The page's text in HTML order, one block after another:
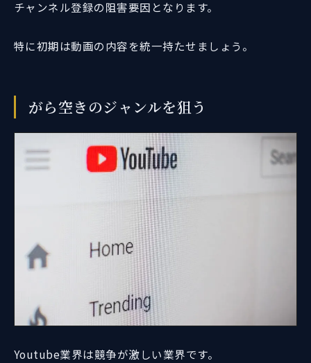
チャンネル登録の阻害要因となります。
特に初期は動画の内容を統一持たせましょう。
がら空きのジャンルを狙う
Youtube業界は競争が激しい業界です。